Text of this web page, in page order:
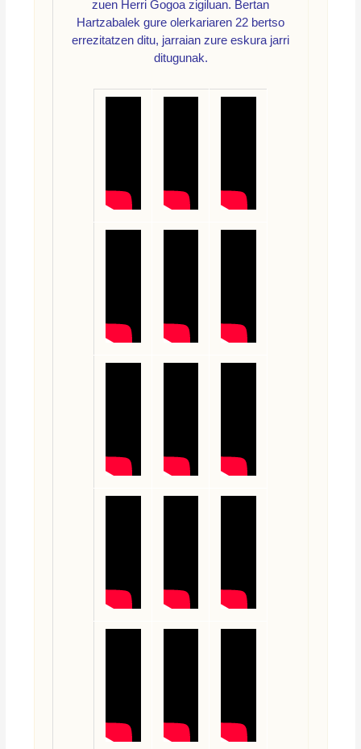
zuen Herri Gogoa zigiluan. Bertan
Hartzabalek gure olerkariaren 22 bertso
errezitatzen ditu, jarraian zure eskura jarri
ditugunak.